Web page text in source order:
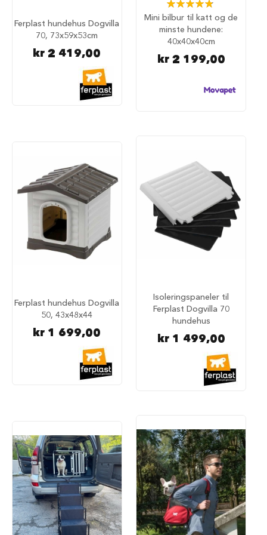
l
å
n
d
e
u
a
m
m
e
n
l
e
g
g
b
Ferplast hundehus Dogvilla
70, 73x59x53cm
kr 2 419,00
Mini bilbur til katt og de
minste hundene:
40x40x40cm
98%
kr 2 199,00
Ferplast hundehus Dogvilla
50, 43x48x44
kr 1 699,00
Isoleringspaneler til
Ferplast Dogvilla 70
hundehus
kr 1 499,00